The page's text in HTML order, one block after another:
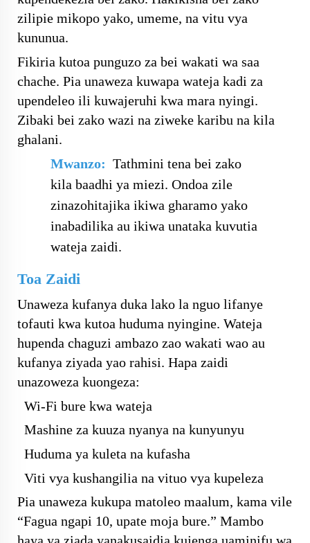
zilipie mikopo yako, umeme, na vitu vya
kununua.
Fikiria kutoa punguzo za bei wakati wa saa
chache. Pia unaweza kuwapa wateja kadi za
upendeleo ili kuwajeruhi kwa mara nyingi.
Zibaki bei zako wazi na ziweke karibu na kila
ghalani.
Mwanzo: Tathmini tena bei zako
kila baadhi ya miezi. Ondoa zile
zinazohitajika ikiwa gharamo yako
inabadilika au ikiwa unataka kuvutia
wateja zaidi.
Toa Zaidi
Unaweza kufanya duka lako la nguo lifanye
tofauti kwa kutoa huduma nyingine. Wateja
hupenda chaguzi ambazo zao wakati wao au
kufanya ziyada yao rahisi. Hapa zaidi
unazoweza kuongeza:
Wi-Fi bure kwa wateja
Mashine za kuuza nyanya na kunyunyu
Huduma ya kuleta na kufasha
Viti vya kushangilia na vituo vya kupeleza
Pia unaweza kukupa matoleo maalum, kama vile
“Fagua ngapi 10, upate moja bure.” Mambo